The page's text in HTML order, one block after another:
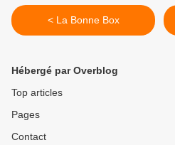
< La Bonne Box
Hébergé par Overblog
Top articles
Pages
Contact